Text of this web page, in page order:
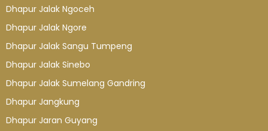
Dhapur Jalak Ngoceh
Dhapur Jalak Ngore
Dhapur Jalak Sangu Tumpeng
Dhapur Jalak Sinebo
Dhapur Jalak Sumelang Gandring
Dhapur Jangkung
Dhapur Jaran Guyang